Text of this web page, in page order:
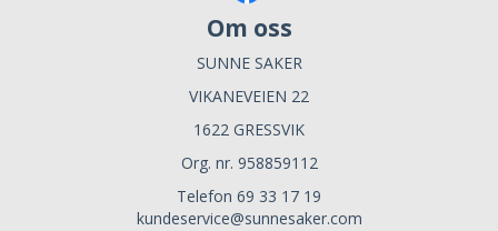
Om oss
SUNNE SAKER
VIKANEVEIEN 22
1622 GRESSVIK
Org. nr. 958859112
Telefon 69 33 17 19
kundeservice@sunnesaker.com